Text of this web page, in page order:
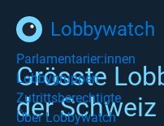
Lobbywatch
Parlamentarier:innen
Lobbygruppen
Zutrittsberechtigte
Über Lobbywatch
Grösste
der